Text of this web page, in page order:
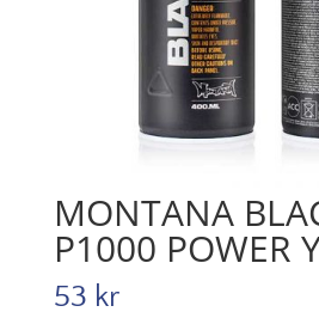
MONTANA
P1000 POWER
53 kr